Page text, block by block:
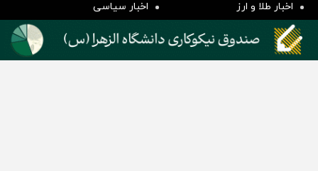
اخبار طلا و ارز
اخبار سیاسی
اخبار بورس
اخبار خودرو
اخبار تکنولوژی